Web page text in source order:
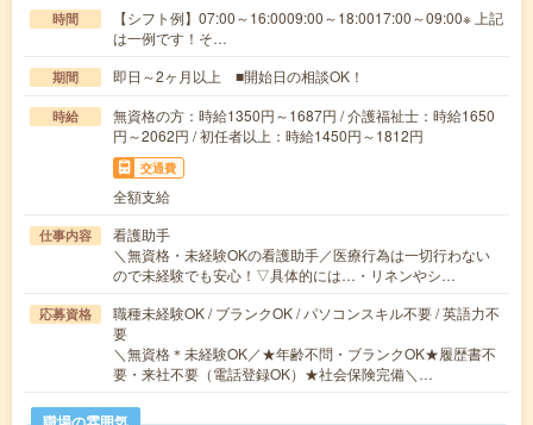
時間
【シフト例】07:00～16:0009:00～18:0017:00～09:00※ 上記
は一例です！そ…
期間 即日～2ヶ月以上 ■開始日の相談OK！
時給
無資格の方：時給1350円～1687円 / 介護福祉士：時給1650
円～2062円 / 初任者以上：時給1450円～1812円
交通費
全額支給
仕事内容
看護助手
＼無資格・未経験OKの看護助手／医療行為は一切行わない
ので未経験でも安心！▽具体的には…・リネンやシ…
応募資格
職種未経験OK / ブランクOK / パソコンスキル不要 / 英語力不
要
＼無資格＊未経験OK／★年齢不問・ブランクOK★履歴書不
要・来社不要（電話登録OK）★社会保険完備＼…